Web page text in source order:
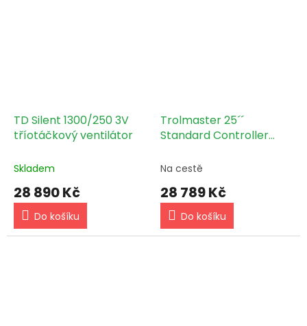
TD Silent 1300/250 3V
tříotáčkový ventilátor
Skladem
28 890 Kč
Do košíku
Trolmaster 25´´
Standard Controller
Plus (SCC-3)
Na cestě
28 789 Kč
Do košíku